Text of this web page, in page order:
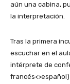
aún una cabina,
la interpretación.
Tras la primera
escuchar en el
intérprete de